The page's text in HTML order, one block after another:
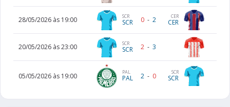
28/05/2026 às 19:00 SCR
SCR 0 - 2 CER
CER
20/05/2026 às 23:00 SCR
SCR 2 - 3
05/05/2026 às 19:00 PAL
PAL 2 - 0 SCR
SCR